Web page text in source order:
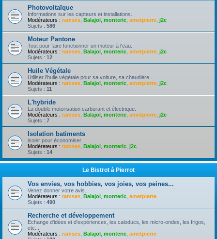
Photovoltaïque
Informations sur les capteurs et installations.
Modérateurs : ramses Balajol monteric ametpierre j2c
Sujets : 586
Moteur Pantone
Tout pour faire fonctionner un moteur à l'eau.
Modérateurs : ramses Balajol monteric ametpierre j2c
Sujets : 12
Huile Végétale
Utiliser l'huile végétale pour sa voiture, sa chaudière...
Modérateurs : ramses Balajol monteric ametpierre j2c
Sujets : 11
L'hybride
La double motorisation carburant et électrique.
Modérateurs : ramses Balajol monteric ametpierre j2c
Sujets : 7
Isolation batiments
isoler pour économiser
Modérateurs : ramses Balajol monteric j2c
Sujets : 14
Le Bistrot à Pierrot
Vos envies, vos hobbies, vos joies, vos peines...
Venez donner votre avis.
Modérateurs : ramses Balajol monteric ametpierre
Sujets : 490
Recherche et développement
Echange d'idées et d'expériences, les caloducs, les micro-ondes, les frigos,
etc...
Modérateurs : ramses Balajol monteric ametpierre